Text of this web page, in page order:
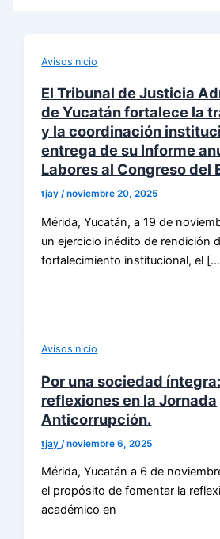
Avisosinicio
El Tribunal de Justicia
de Yucatán fortalece la
y la coordinación
entrega de su Informe
Labores al Congreso del
tjay/noviembre 20, 2025
Mérida, Yucatán, a 19 de
un ejercicio inédito de rendición
fortalecimiento institucional, el
Avisosinicio
Por una sociedad
reflexiones en la Jornada
Anticorrupción.
tjay /noviembre 6, 2025
Mérida, Yucatán a 6 de
el propósito de fomentar la
académico en